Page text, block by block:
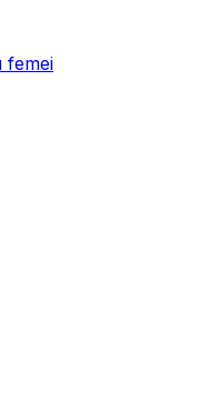
femei